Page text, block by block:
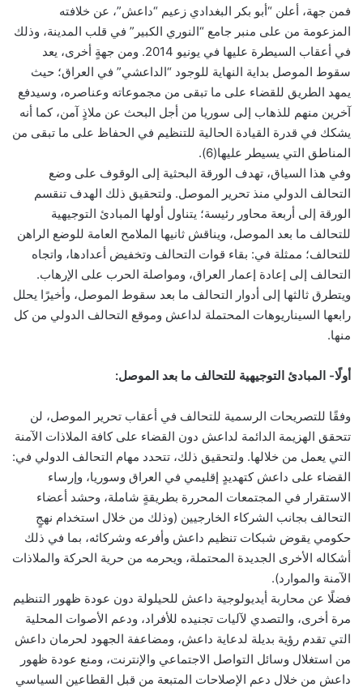
فمن جهة، أعلن “أبو بكر البغدادي زعيم “داعش”، عن خلافته
المزعومة من على منبر جامع “النوري الكبير” في قلب المدينة، وذلك
في أعقاب السيطرة عليها في يونيو 2014. ومن جهةٍ أخرى، يعد
سقوط الموصل بداية النهاية للوجود “الداعشي” في العراق؛ حيث
يمهد الطريق للقضاء على ما تبقى من مجموعاته وعناصره، وسيدفع
آخرين منهم للذهاب إلى سوريا من أجل البحث عن ملاذٍ آمن، كما أنه
يشكك في قدرة القيادة الحالية للتنظيم في الحفاظ على ما تبقى من
المناطق التي يسيطر عليها(6).
وفي هذا السياق، تهدف الورقة البحثية إلى الوقوف على وضع
التحالف الدولي منذ تحرير الموصل. ولتحقيق ذلك الهدف تنقسم
الورقة إلى أربعة محاور رئيسة؛ يتناول أولها المبادئ التوجيهية
للتحالف ما بعد الموصل، ويناقش ثانيها الملامح العامة للوضع الراهن
للتحالف؛ ممثلة في: بقاء قوات التحالف وتخفيض أعدادها، واتجاه
التحالف إلى إعادة إعمار العراق، ومواصلة الحرب على الإرهاب.
ويتطرق ثالثها إلى أدوار التحالف ما بعد سقوط الموصل، وأخيرًا يحلل
رابعها السيناريوهات المحتملة لداعش وموقع التحالف الدولي من كل
منها.
أولًا- المبادئ التوجيهية للتحالف ما بعد الموصل:
وفقًا للتصريحات الرسمية للتحالف في أعقاب تحرير الموصل، لن
تتحقق الهزيمة الدائمة لداعش دون القضاء على كافة الملاذات الآمنة
التي يعمل من خلالها. ولتحقيق ذلك، تتحدد مهام التحالف الدولي في:
القضاء على داعش كتهديدٍ إقليمي في العراق وسوريا، وإرساء
الاستقرار في المجتمعات المحررة بطريقةٍ شاملة، وحشد أعضاء
التحالف بجانب الشركاء الخارجيين (وذلك من خلال استخدام نهجٍ
حكومي يقوض شبكات تنظيم داعش وأفرعه وشركائه، بما في ذلك
أشكاله الأخرى الجديدة المحتملة، ويحرمه من حرية الحركة والملاذات
الآمنة والموارد).
فضلًا عن محاربة أيديولوجية داعش للحيلولة دون عودة ظهور التنظيم
مرة أخرى، والتصدي لآليات تجنيده للأفراد، ودعم الأصوات المحلية
التي تقدم رؤية بديلة لدعاية داعش، ومضاعفة الجهود لحرمان داعش
من استغلال وسائل التواصل الاجتماعي والإنترنت، ومنع عودة ظهور
داعش من خلال دعم الإصلاحات المتبعة من قبل القطاعين السياسي